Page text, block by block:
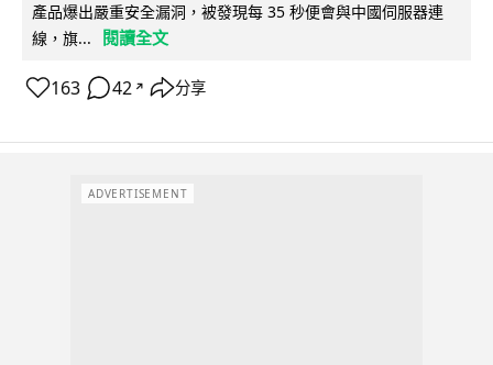
產品爆出嚴重安全漏洞，被發現每 35 秒便會與中國伺服器連
線，旗...
閱讀全文
163 42 ↗ 分享
ADVERTISEMENT